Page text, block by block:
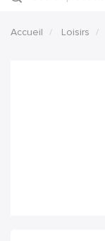
Accueil Loisirs